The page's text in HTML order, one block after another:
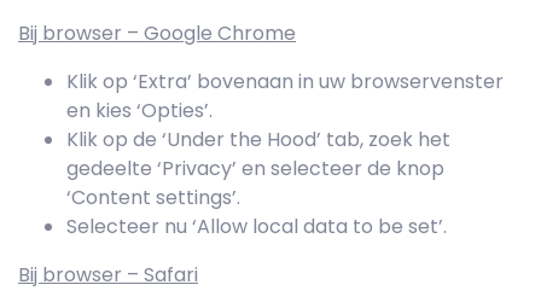
Bij browser – Google Chrome
Klik op ‘Extra’ bovenaan in uw browservenster
en kies ‘Opties’.
Klik op de ‘Under the Hood’ tab, zoek het
gedeelte ‘Privacy’ en selecteer de knop
‘Content settings’.
Selecteer nu ‘Allow local data to be set’.
Bij browser – Safari